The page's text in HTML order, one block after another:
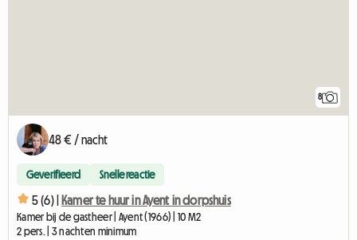
8
48 € / nacht
Geverifieerd Snelle reactie
5 (6) | Kamer te huur in Ayent in dorpshuis
Kamer bij de gastheer | Ayent (1966) | 10 M2
2 pers. | 3 nachten minimum